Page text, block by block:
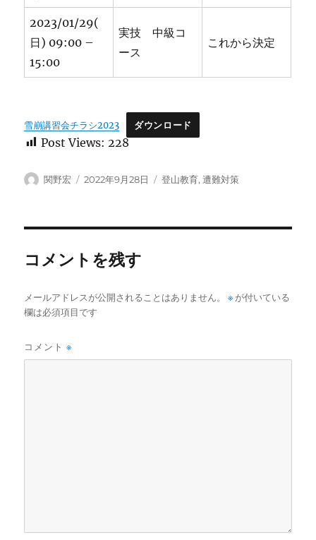
2023/01/29(
日) 09:00 –
15:00
実技 中級コ
ース
これから決定
雪崩講習会チラシ2023 ダウンロード
Post Views: 228
投
関野宏
投
2022年9月28日
カ
登山教育,遭難対策
コメントを残す
メールアドレスが公開されることはありません。 ※ が付いている
欄は必須項目です
コメント※